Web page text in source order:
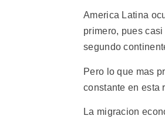
America Latina
primero, pues
segundo
Pero lo que mas
constante en esta
La migracion